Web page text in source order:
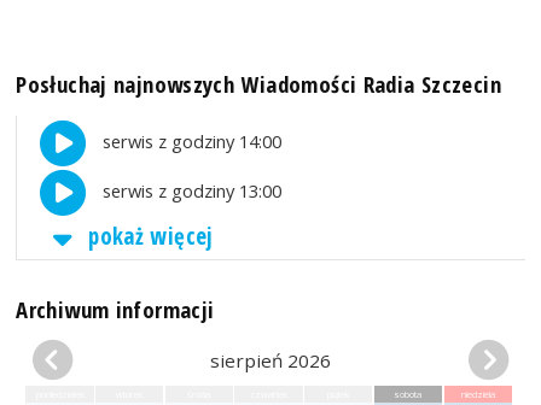
Posłuchaj najnowszych Wiadomości Radia Szczecin
serwis z godziny 14:00
serwis z godziny 13:00
pokaż więcej
Archiwum informacji
sierpień 2026
sobota niedziela